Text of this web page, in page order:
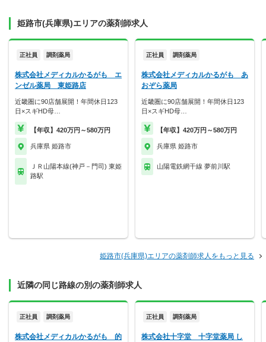
姫路市(兵庫県)エリアの薬剤師求人
正社員 調剤薬局
株式会社メディカルかるがも エ
ンゼル薬局 東姫路店
近畿圏に90店舗展開！年間休日123
日×スギHD母…
【年収】420万円～580万円
兵庫県 姫路市
ＪＲ山陽本線(神戸－門司) 東姫
路駅
正社員 調剤薬局
株式会社メディカルかるがも あ
おぞら薬局
近畿圏に90店舗展開！年間休日123
日×スギHD母…
【年収】420万円～580万円
兵庫県 姫路市
山陽電鉄網干線 夢前川駅
姫路市(兵庫県)エリアの薬剤師求人をもっと見る
近隣の同じ路線の別の薬剤師求人
正社員 調剤薬局
株式会社メディカルかるがも 的
正社員 調剤薬局
株式会社十字堂 十字堂薬局 し